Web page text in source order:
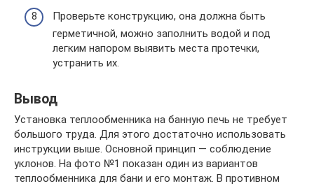
Проверьте конструкцию, она должна быть
герметичной, можно заполнить водой и под
легким напором выявить места протечки,
устранить их.
Вывод
Установка теплообменника на банную печь не требует
большого труда. Для этого достаточно использовать
инструкции выше. Основной принцип — соблюдение
уклонов. На фото №1 показан один из вариантов
теплообменника для бани и его монтаж. В противном